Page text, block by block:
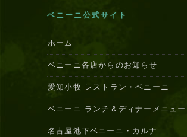
ベニーニ公式サイト
ホーム
ベニーニ各店からのお知らせ
愛知小牧 レストラン・ベニーニ
ベニーニ ランチ＆ディナーメニュー
名古屋池下ベニーニ・カルナ